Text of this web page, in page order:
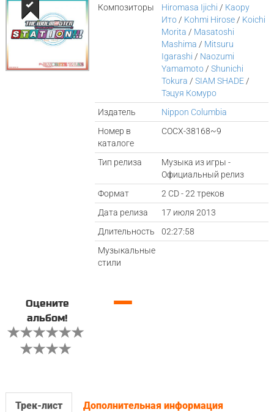
Композиторы Hiromasa Ijichi / Каору
Ито / Kohmi Hirose / Koichi
Morita / Masatoshi
Mashima / Mitsuru
Igarashi / Naozumi
Yamamoto /Shunichi
Tokura /SIAM SHADE /
Тэцуя Комуро
Издатель
Nippon Columbia
Номер в
каталоге
COCX-38168~9
Тип релиза
Музыка из игры -
Официальный релиз
Формат
2 CD - 22 треков
Дата релиза
17 июля 2013
Длительность
02:27:58
Музыкальные
стили
Оцените
альбом!
—
Трек-лист Дополнительная информация